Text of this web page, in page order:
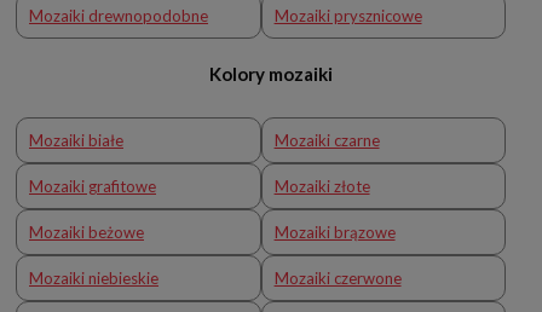
Mozaiki drewnopodobne Mozaiki prysznicowe
Kolory mozaiki
Mozaiki białe Mozaiki czarne
Mozaiki grafitowe Mozaiki złote
Mozaiki beżowe Mozaiki brązowe
Mozaiki niebieskie Mozaiki czerwone